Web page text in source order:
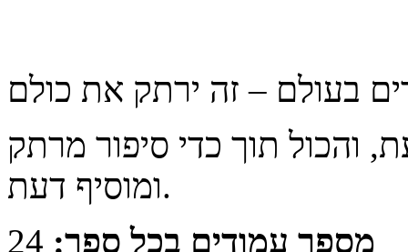
והכול תוך כדי סיפור מרתק
ומוסיף דעת.
מספר עמודים בכל ספר: